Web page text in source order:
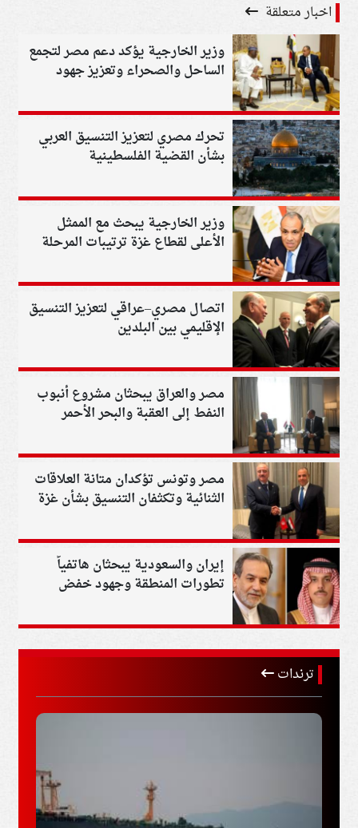
اخبار متعلقة
وزير الخارجية يؤكد دعم مصر لتجمع
الساحل والصحراء وتعزيز جهود
تحرك مصري لتعزيز التنسيق العربي
بشأن القضية الفلسطينية
وزير الخارجية يبحث مع الممثل
الأعلى لقطاع غزة ترتيبات المرحلة
اتصال مصري–عراقي لتعزيز التنسيق
الإقليمي بين البلدين
مصر والعراق يبحثان مشروع أنبوب
النفط إلى العقبة والبحر الأحمر
مصر وتونس تؤكدان متانة العلاقات
الثنائية وتكثفان التنسيق بشأن غزة
إيران والسعودية يبحثان هاتفياً
تطورات المنطقة وجهود خفض
ترندات